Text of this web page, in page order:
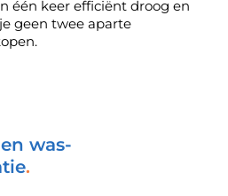
één keer efficiënt droog en
geen twee aparte
was-